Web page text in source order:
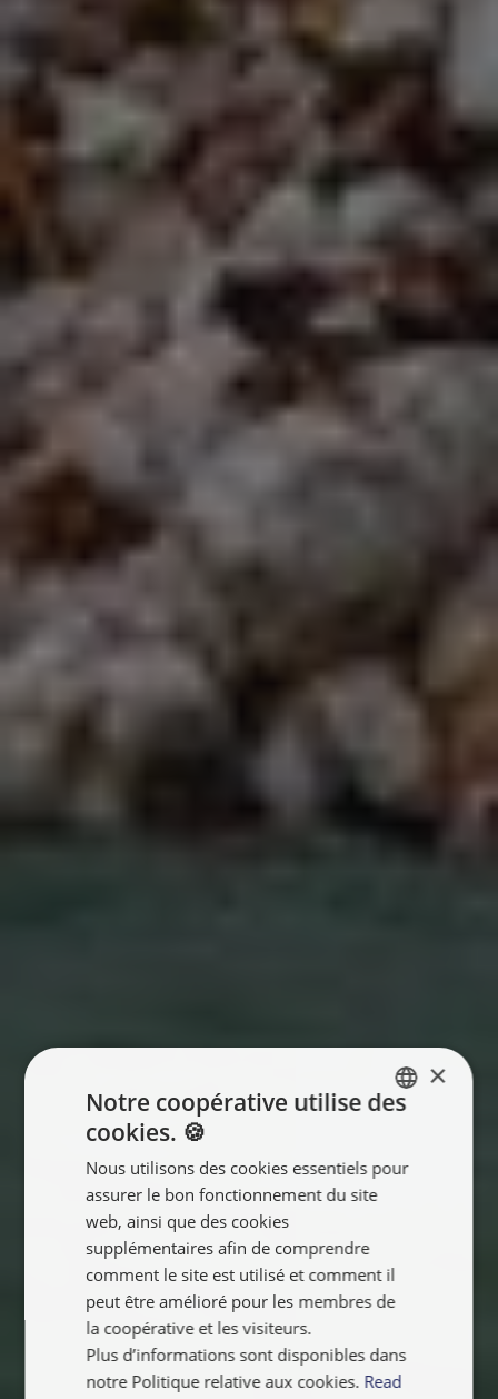
FRANÇAIS
×
Notre coopérative utilise des
cookies. 🍪
Nous utilisons des cookies essentiels pour
assurer le bon fonctionnement du site
web, ainsi que des cookies
supplémentaires afin de comprendre
comment le site est utilisé et comment il
peut être amélioré pour les membres de
la coopérative et les visiteurs.
Plus d’informations sont disponibles dans
notre Politique relative aux cookies. Read